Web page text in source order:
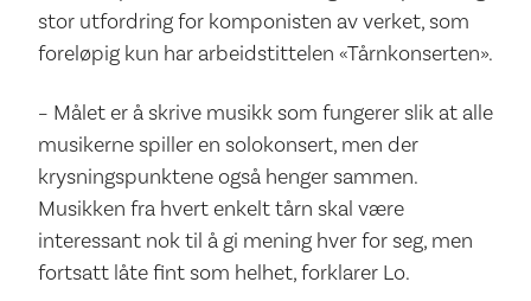
stor utfordring for komponisten av verket, som
foreløpig kun har arbeidstittelen «Tårnkonserten».
– Målet er å skrive musikk som fungerer slik at alle
musikerne spiller en solokonsert, men der
krysningspunktene også henger sammen.
Musikken fra hvert enkelt tårn skal være
interessant nok til å gi mening hver for seg, men
fortsatt låte fint som helhet, forklarer Lo.